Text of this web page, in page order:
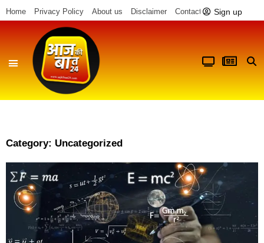
Home Privacy Policy About us Disclaimer Contact us Sign up
Category: Uncategorized